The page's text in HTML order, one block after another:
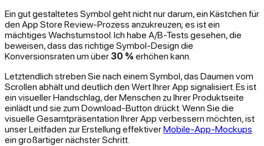
Ein gut gestaltetes Symbol geht nicht nur darum, ein Kästchen für
den App Store Review-Prozess anzukreuzen; es ist ein
mächtiges Wachstumstool. Ich habe A/B-Tests gesehen, die
beweisen, dass das richtige Symbol-Design die
Konversionsraten um über30 % erhöhen kann.
Letztendlich streben Sie nach einem Symbol, das Daumen vom
Scrollen abhält und deutlich den Wert Ihrer App signalisiert. Es ist
ein visueller Handschlag, der Menschen zu Ihrer Produktseite
einlädt und sie zum Download-Button drückt. Wenn Sie die
visuelle Gesamtpräsentation Ihrer App verbessern möchten, ist
unser Leitfaden zur Erstellung effektiverMobile-App-Mockups
ein großartiger nächster Schritt.